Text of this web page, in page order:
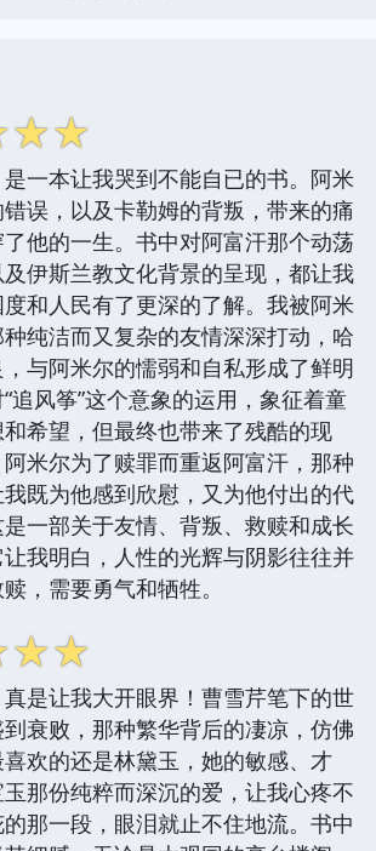
☆☆
是一本让我哭到不能自已的书。阿米
误，以及卡勒姆的背叛，带来的痛
他的一生。书中对阿富汗那个动荡
伊斯兰教文化背景的呈现，都让我
和人民有了更深的了解。我被阿米
纯洁而又复杂的友情深深打动，哈
与阿米尔的懦弱和自私形成了鲜明
追风筝”这个意象的运用，象征着童
希望，但最终也带来了残酷的现
米尔为了赎罪而重返阿富汗，那种
既为他感到欣慰，又为他付出的代
一部关于友情、背叛、救赎和成长
我明白，人性的光辉与阴影往往并
，需要勇气和牺牲。
☆☆
是让我大开眼界！曹雪芹笔下的世
衰败，那种繁华背后的凄凉，仿佛
欢的还是林黛玉，她的敏感、才
那份纯粹而深沉的爱，让我心疼不
那一段，眼泪就止不住地流。书中